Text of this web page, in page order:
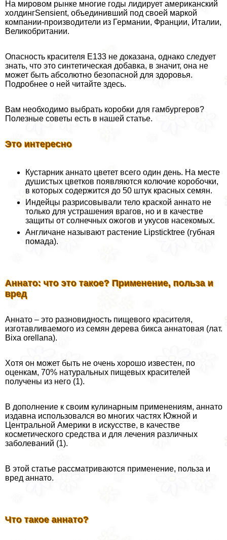
На мировом рынке многие годы лидирует американский
холдингSensient, объединивший под своей маркой
компании-производители из Германии, Франции, Италии,
Великобритании.
Опасность красителя Е133 не доказана, однако следует
знать, что это синтетическая добавка, в значит, она не
может быть абсолютно безопасной для здоровья.
Подробнее о ней читайте здесь.
Вам необходимо выбрать коробки для гамбургеров?
Полезные советы есть в нашей статье.
Это интересно
Кустарник аннато цветет всего один день. На месте
душистых цветков появляются колючие коробочки,
в которых содержится до 50 штук красных семян.
Индейцы разрисовывали тело краской аннато не
только для устрашения врагов, но и в качестве
защиты от солнечных ожогов и укусов насекомых.
Англичане называют растение Lipsticktree (губная
помада).
Аннато: что это такое? Применение, польза и
вред
Аннато – это разновидность пищевого красителя,
изготавливаемого из семян дерева бикса аннатовая (лат.
Bixa orellana).
Хотя он может быть не очень хорошо известен, по
оценкам, 70% натуральных пищевых красителей
получены из него (1).
В дополнение к своим кулинарным применениям, аннато
издавна использовался во многих частях Южной и
Центральной Америки в искусстве, в качестве
косметического средства и для лечения различных
заболеваний (1).
В этой статье рассматриваются применение, польза и
вред аннато.
Что такое аннато?